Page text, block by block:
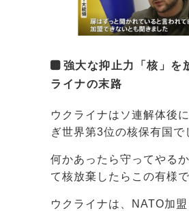
強大な抑止力「核」を
ライナの末路
ウクライナはソ連解体後
ぎ世界第3位の核保有国で
何かあったら守ってやる
て核放棄したらこの有様で
ウクライナは、NATO加